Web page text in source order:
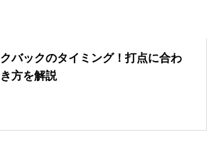
バックのタイミング！打点に合わ
方を解説